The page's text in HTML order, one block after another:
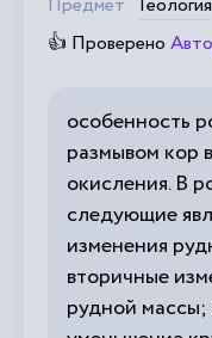
👍 Проверено
особенность
размывом кор
окисления. В
следующие
изменения
вторичные
рудной массы;